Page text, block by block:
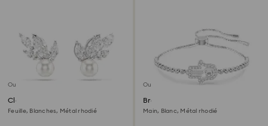
Outlet
Clous d'oreilles Louison Pearl
Feuille, Blanches, Métal rhodié
Outlet
Bracelet Matrix
Main, Blanc, Métal rhodié